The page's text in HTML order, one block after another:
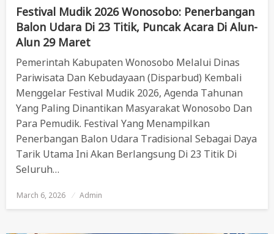
Festival Mudik 2026 Wonosobo: Penerbangan
Balon Udara Di 23 Titik, Puncak Acara Di Alun-
Alun 29 Maret
Pemerintah Kabupaten Wonosobo Melalui Dinas
Pariwisata Dan Kebudayaan (Disparbud) Kembali
Menggelar Festival Mudik 2026, Agenda Tahunan
Yang Paling Dinantikan Masyarakat Wonosobo Dan
Para Pemudik. Festival Yang Menampilkan
Penerbangan Balon Udara Tradisional Sebagai Daya
Tarik Utama Ini Akan Berlangsung Di 23 Titik Di
Seluruh…
Posted
March 6, 2026 Admin